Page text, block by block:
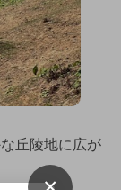
丘陵地に広が